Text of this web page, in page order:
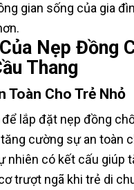
gian sống của gia
Nẹp Đồng
Thang
Toàn Cho Trẻ Nhỏ
để lắp đặt nẹp đồng
cường sự an toàn
nhiên có kết cấu giúp
trượt ngã khi trẻ di